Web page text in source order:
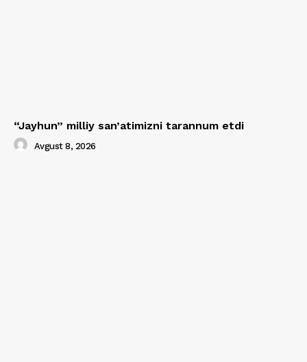
“Jayhun” milliy san’atimizni tarannum etdi
Avgust 8, 2026